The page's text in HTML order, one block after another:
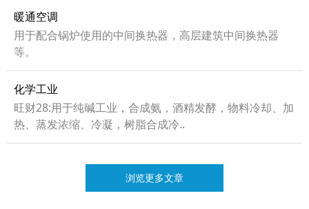
暖通空调
用于配合锅炉使用的中间换热器，高层建筑中间换热器
等。
化学工业
旺财28:用于纯碱工业，合成氨，酒精发酵，物料冷却、加
热、蒸发浓缩、冷凝，树脂合成冷..
浏览更多文章